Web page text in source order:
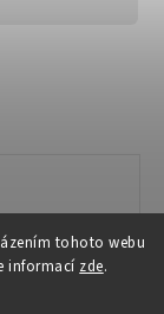
tohoto webu
informací zde.